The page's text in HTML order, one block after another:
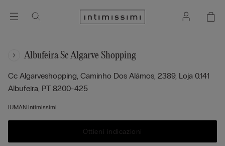
Albufeira Sc Algarve Shopping
Cc Algarveshopping, Caminho Dos Alámos, 2389, Loja 0.141
Albufeira, PT 8200-425
IUMAN Intimissimi
Ottieni indicazioni